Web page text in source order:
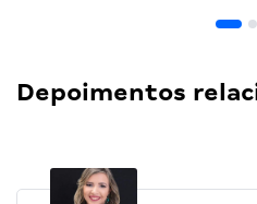
Depoimentos